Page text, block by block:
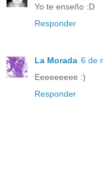
Yo te enseño :D
Responder
La Morada 6 de
Eeeeeeeee :)
Responder